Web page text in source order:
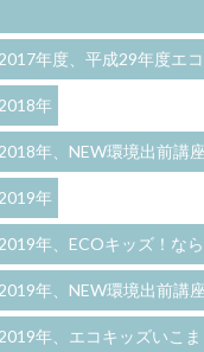
年度、平成29年度エ
年
年、NEW環境出前講座
年
年、ECOキッズ！な
年、NEW環境出前講座
年、エコキッズいこま